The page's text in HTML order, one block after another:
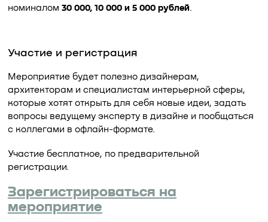
номиналом 30 000, 10 000 и 5 000 рублей.
Участие и регистрация
Мероприятие будет полезно дизайнерам,
архитекторам и специалистам интерьерной сферы,
которые хотят открыть для себя новые идеи, задать
вопросы ведущему эксперту в дизайне и пообщаться
с коллегами в офлайн-формате.
Участие бесплатное, по предварительной
регистрации.
Зарегистрироваться на
мероприятие